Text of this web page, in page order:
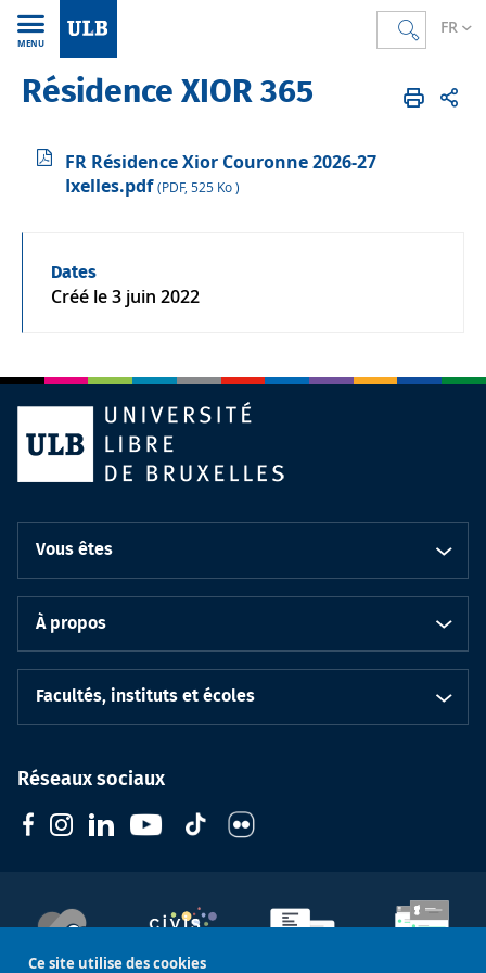
Ce site utilise des cookies
FR
MENU
Accueil FR L'ULB et vous Vie sur les campus
Résidence XIOR 365
FR Résidence Xior Couronne 2026-27
Ixelles.pdf(PDF, 525 Ko )
Dates
Créé le3 juin 2022
Vous êtes
À propos
Facultés, instituts et écoles
Réseaux sociaux
Soutenez